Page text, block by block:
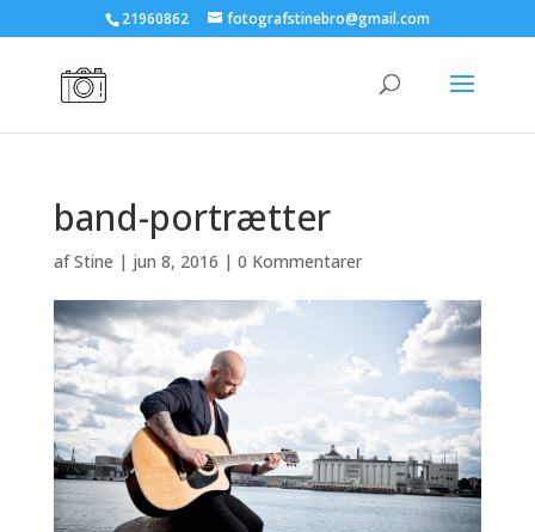
21960862 fotografstinebro@gmail.com
band-portrætter
afStine | jun 8, 2016 | 0 Kommentarer